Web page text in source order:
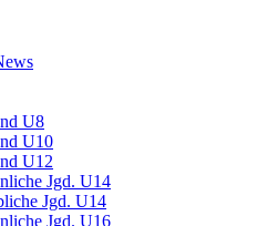
U8
U10
U12
Jgd. U14
Jgd. U14
Jgd. U16